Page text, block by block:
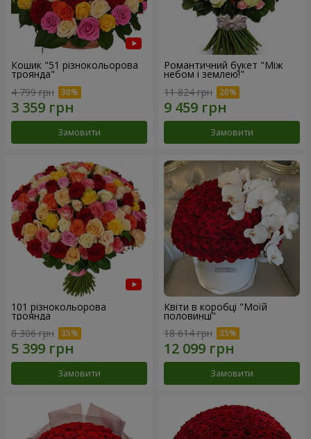
Кошик "51 різнокольорова
троянда"
4 799 грн
Замовити
Романтичний букет "Між
небом і землею!"
11 824 грн
Замовити
101 різнокольорова
троянда
8 306 грн
Замовити
Квіти в коробці "Моїй
половинці"
18 614 грн
Замовити